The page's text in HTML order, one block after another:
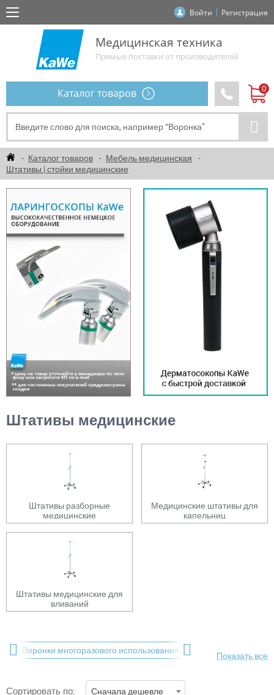
Войти Регистрация
Медицинская техника
Прямые поставки от производителей
Каталог товаров
Каталог товаров
Мебель медицинская
Штативы | стойки медицинские
Штативы медицинские
Штативы разборные
медицинские
Медицинские штативы для
капельниц
Штативы медицинские для
вливаний
многоразового использования Лабораторные штативы
Показать все
Сортировать по: Сначала дешевле